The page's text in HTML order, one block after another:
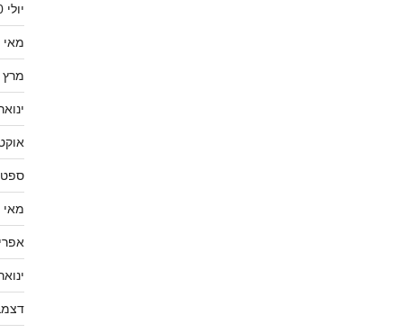
יולי 2020
מאי 2020
מרץ
ינואר
מאי 2019
אפריל
ינואר
דצמבר